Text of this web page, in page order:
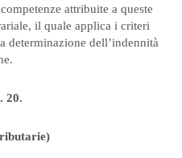
attribuite a queste
il quale applica i criteri
determinazione dell’indennità
20.